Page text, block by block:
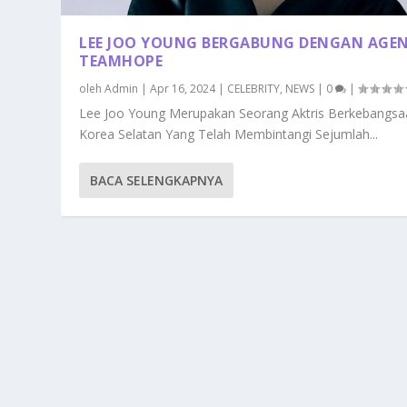
LEE JOO YOUNG BERGABUNG DENGAN
TEAMHOPE
olehAdmin |Apr 16, 2024| CELEBRITY, NEWS | 0 |
Lee Joo Young Merupakan Seorang Aktris
Korea Selatan Yang Telah Membintangi Sejumlah...
BACA SELENGKAPNYA